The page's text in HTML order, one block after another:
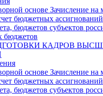
основе Зачисление на
бюджетных ассигнований
бюджетов субъектов
бюджетов
КАДРОВ
основе Зачисление на
бюджетных ассигнований
бюджетов субъектов